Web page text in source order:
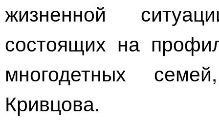
жизненной
состоящих на
многодетных
Кривцова.